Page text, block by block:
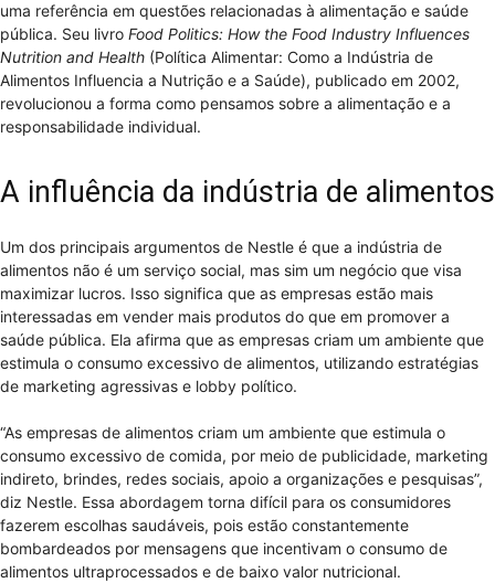
uma referência em questões relacionadas à alimentação e saúde
pública. Seu livro Food Politics: How the Food Industry Influences
Nutrition and Health (Política Alimentar: Como a Indústria de
Alimentos Influencia a Nutrição e a Saúde), publicado em 2002,
revolucionou a forma como pensamos sobre a alimentação e a
responsabilidade individual.
A influência da indústria de alimentos
Um dos principais argumentos de Nestle é que a indústria de
alimentos não é um serviço social, mas sim um negócio que visa
maximizar lucros. Isso significa que as empresas estão mais
interessadas em vender mais produtos do que em promover a
saúde pública. Ela afirma que as empresas criam um ambiente que
estimula o consumo excessivo de alimentos, utilizando estratégias
de marketing agressivas e lobby político.
“As empresas de alimentos criam um ambiente que estimula o
consumo excessivo de comida, por meio de publicidade, marketing
indireto, brindes, redes sociais, apoio a organizações e pesquisas”,
diz Nestle. Essa abordagem torna difícil para os consumidores
fazerem escolhas saudáveis, pois estão constantemente
bombardeados por mensagens que incentivam o consumo de
alimentos ultraprocessados e de baixo valor nutricional.